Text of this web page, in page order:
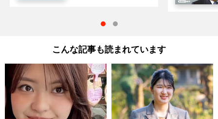
こんな記事も読まれています